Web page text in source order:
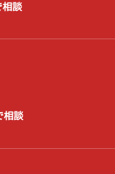
相談
相談